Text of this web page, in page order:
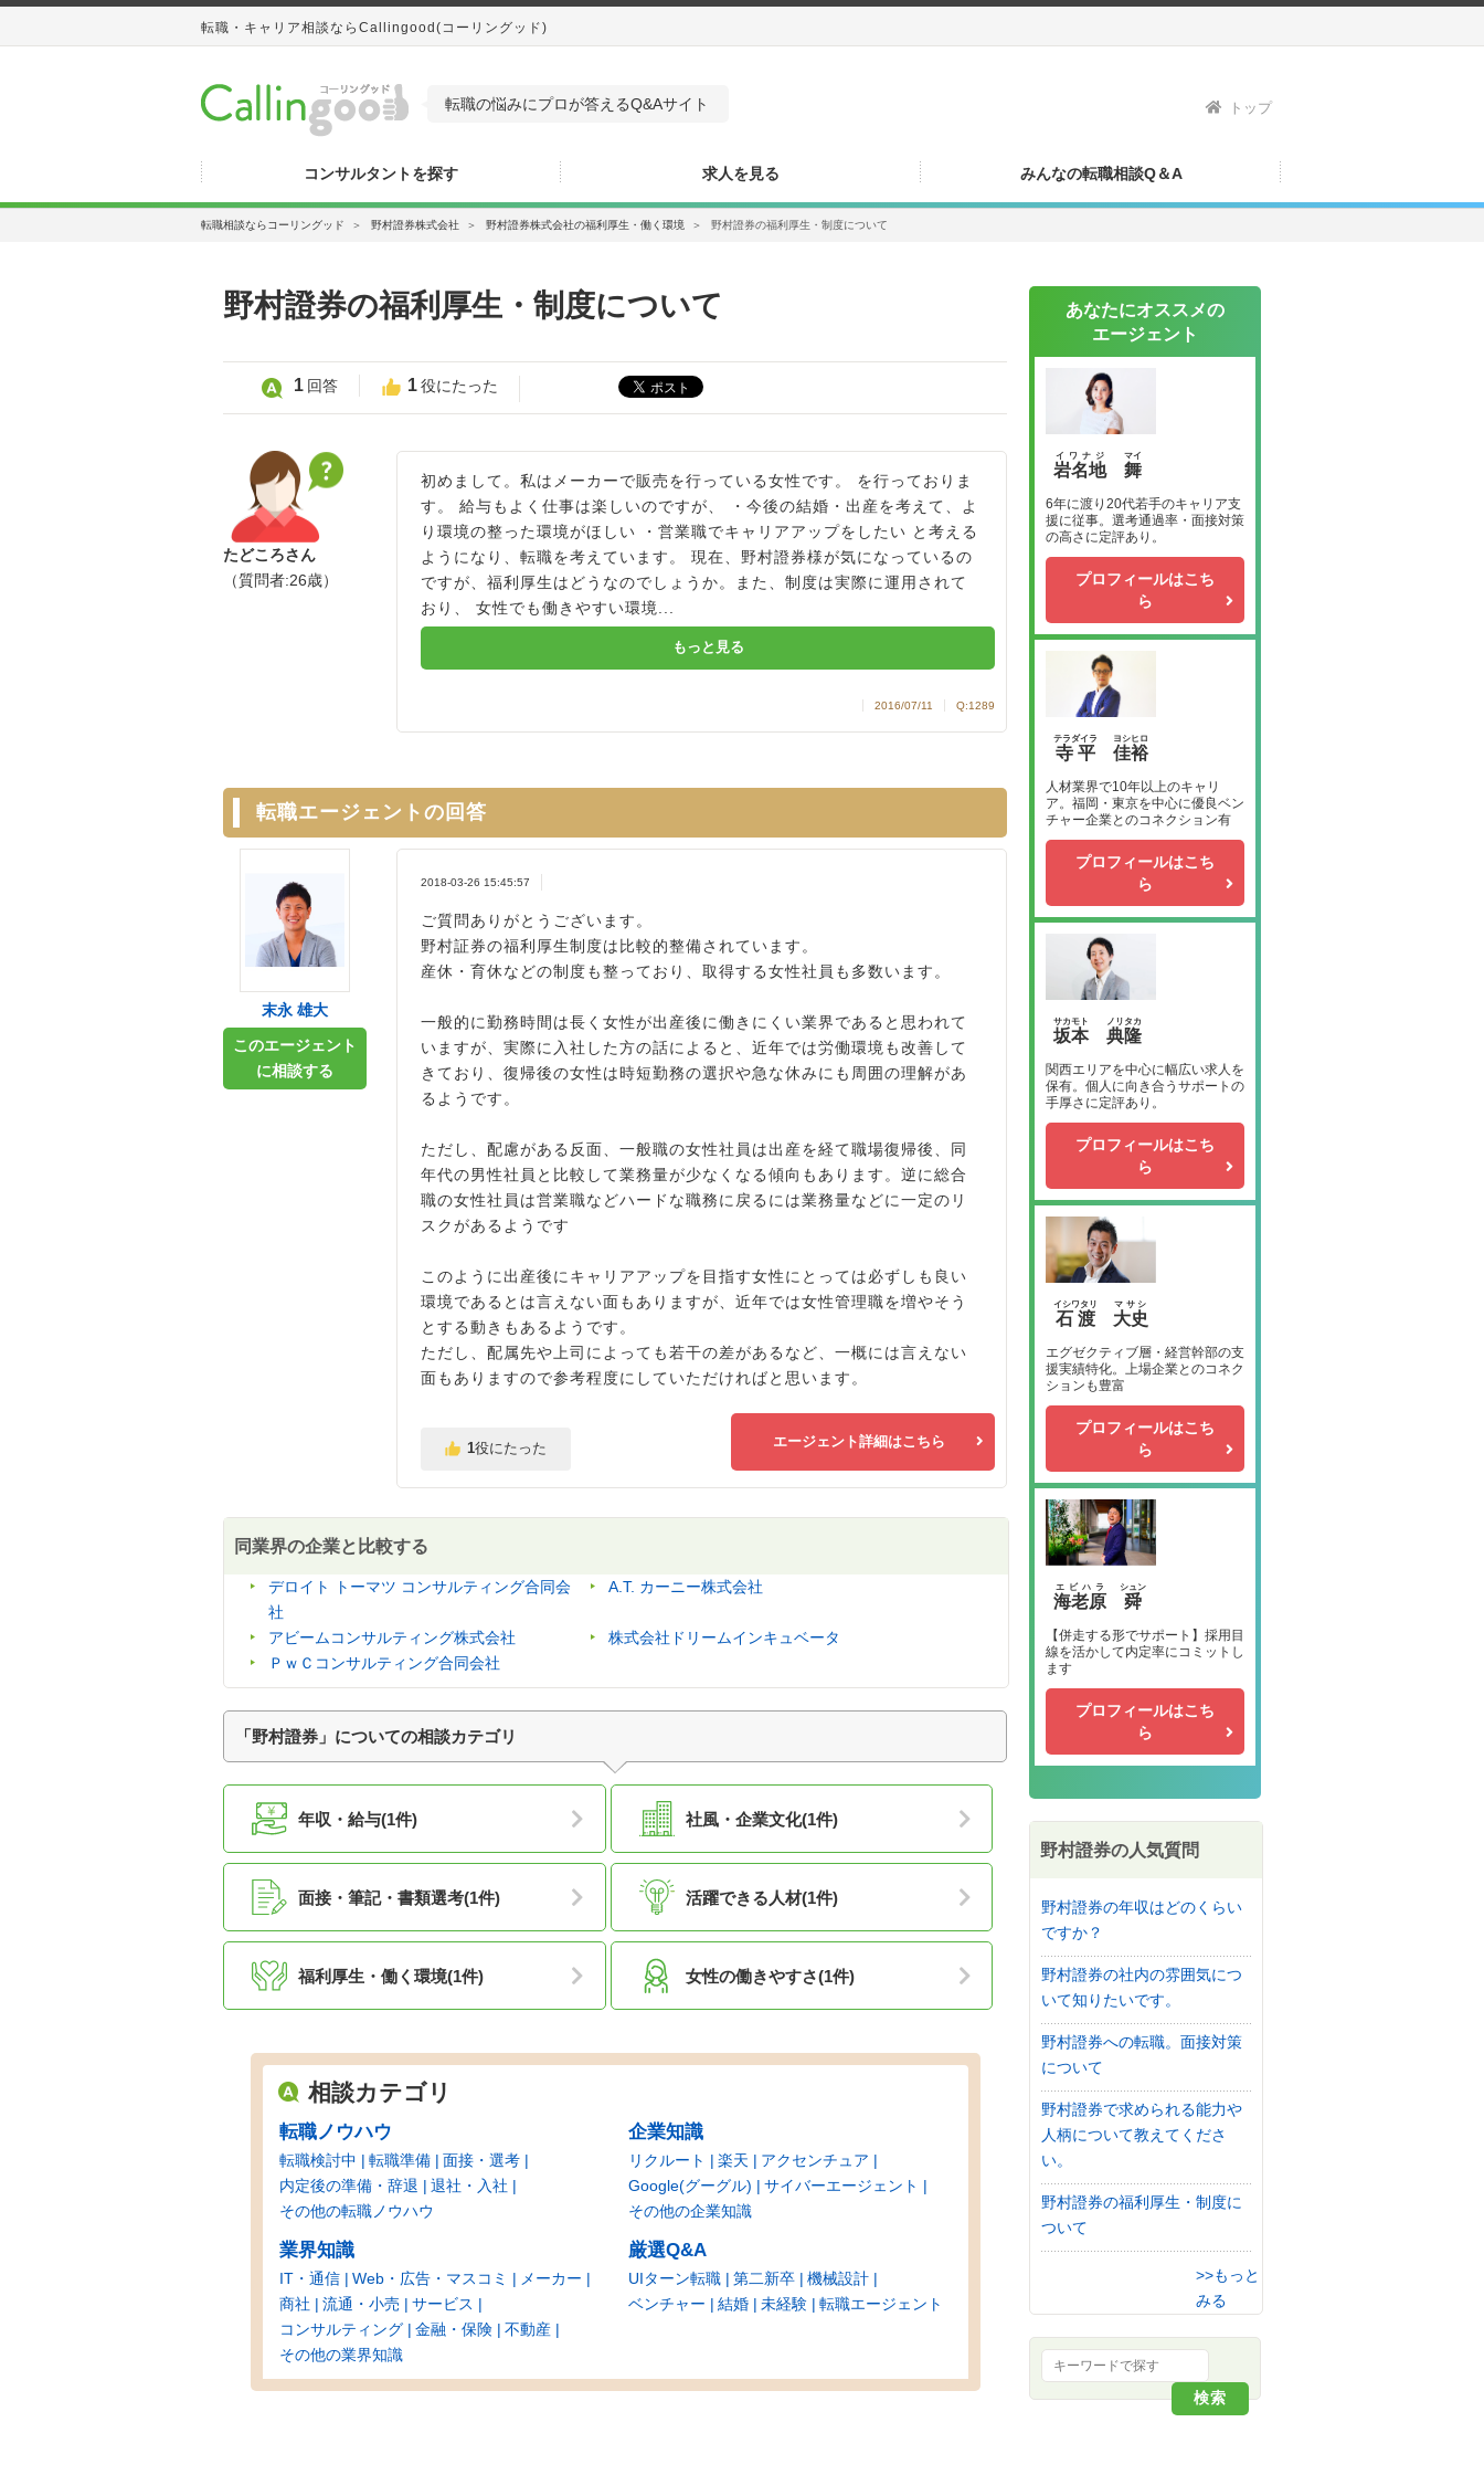
転職・キャリア相談ならCallingood(コーリングッド)
転職の悩みにプロが答えるQ&Aサイト トップ
コンサルタントを探す 求人を見る みんなの転職相談Q＆A
転職相談ならコーリングッド ＞ 野村證券株式会社 ＞ 野村證券株式会社の福利厚生・働く環境 ＞ 野村證券の福利厚生・制度について
野村證券の福利厚生・制度について
1 回答 1役にたった
初めまして。私はメーカーで販売を行っている女性です。 を行っておりま
す。 給与もよく仕事は楽しいのですが、 ・今後の結婚・出産を考えて、よ
り環境の整った環境がほしい ・営業職でキャリアアップをしたい と考える
ようになり、転職を考えています。 現在、野村證券様が気になっているの
ですが、福利厚生はどうなのでしょうか。また、制度は実際に運用されて
おり、 女性でも働きやすい環境...
もっと見る
2016/07/11 Q:1289
たどころさん
（質問者:26歳）
転職エージェントの回答
2018-03-26 15:45:57
ご質問ありがとうございます。
野村証券の福利厚生制度は比較的整備されています。
産休・育休などの制度も整っており、取得する女性社員も多数います。
一般的に勤務時間は長く女性が出産後に働きにくい業界であると思われて
いますが、実際に入社した方の話によると、近年では労働環境も改善して
きており、復帰後の女性は時短勤務の選択や急な休みにも周囲の理解があ
るようです。
ただし、配慮がある反面、一般職の女性社員は出産を経て職場復帰後、同
年代の男性社員と比較して業務量が少なくなる傾向もあります。逆に総合
職の女性社員は営業職などハードな職務に戻るには業務量などに一定のリ
スクがあるようです
このように出産後にキャリアアップを目指す女性にとっては必ずしも良い
環境であるとは言えない面もありますが、近年では女性管理職を増やそう
とする動きもあるようです。
ただし、配属先や上司によっても若干の差があるなど、一概には言えない
面もありますので参考程度にしていただければと思います。
1役にたった エージェント詳細はこちら
末永 雄大
このエージェント
に相談する
同業界の企業と比較する
デロイト トーマツ コンサルティング合同会
社
A.T. カーニー株式会社
アビームコンサルティング株式会社
株式会社ドリームインキュベータ
ＰｗＣコンサルティング合同会社
「野村證券」についての相談カテゴリ
年収・給与(1件) 社風・企業文化(1件)
面接・筆記・書類選考(1件) 活躍できる人材(1件)
福利厚生・働く環境(1件) 女性の働きやすさ(1件)
相談カテゴリ
転職ノウハウ
転職検討中 転職準備
面接・選考
内定後の準備・辞退
退社・入社
その他の転職ノウハウ
企業知識
リクルート 楽天
アクセンチュア
Google(グーグル)
サイバーエージェント
その他の企業知識
業界知識
IT・通信 Web・広告・マスコミ
メーカー
商社
流通・小売
サービス
コンサルティング
金融・保険
不動産
その他の業界知識
厳選Q&A
UIターン転職 第二新卒
機械設計
ベンチャー
結婚 未経験 転職エージェント
あなたにオススメの
エージェント
岩名地
イワナジ
舞
マイ
6年に渡り20代若手のキャリア支
援に従事。選考通過率・面接対策
の高さに定評あり。
プロフィールはこち
ら
寺平
テラダイラ
佳裕
ヨシヒロ
人材業界で10年以上のキャリ
ア。福岡・東京を中心に優良ベン
チャー企業とのコネクション有
プロフィールはこち
ら
坂本
サカモト
典隆
ノリタカ
関西エリアを中心に幅広い求人を
保有。個人に向き合うサポートの
手厚さに定評あり。
プロフィールはこち
ら
石渡
イシワタリ
大史
マサシ
エグゼクティブ層・経営幹部の支
援実績特化。上場企業とのコネク
ションも豊富
プロフィールはこち
ら
海老原
エビハラ
舜
シュン
【併走する形でサポート】採用目
線を活かして内定率にコミットし
ます
プロフィールはこち
ら
野村證券の人気質問
野村證券の年収はどのくらい
ですか？
野村證券の社内の雰囲気につ
いて知りたいです。
野村證券への転職。面接対策
について
野村證券で求められる能力や
人柄について教えてくださ
い。
野村證券の福利厚生・制度に
ついて
>>もっと
みる